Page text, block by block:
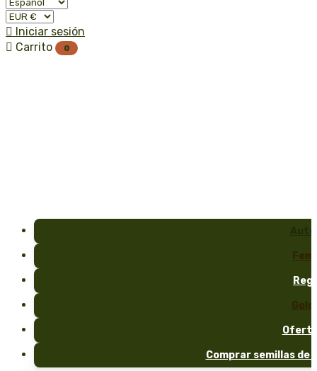
 Iniciar sesión
 Carrito 0
Fem
Reg
Gold
Comprar semillas de